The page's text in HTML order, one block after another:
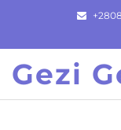
content
Gezi